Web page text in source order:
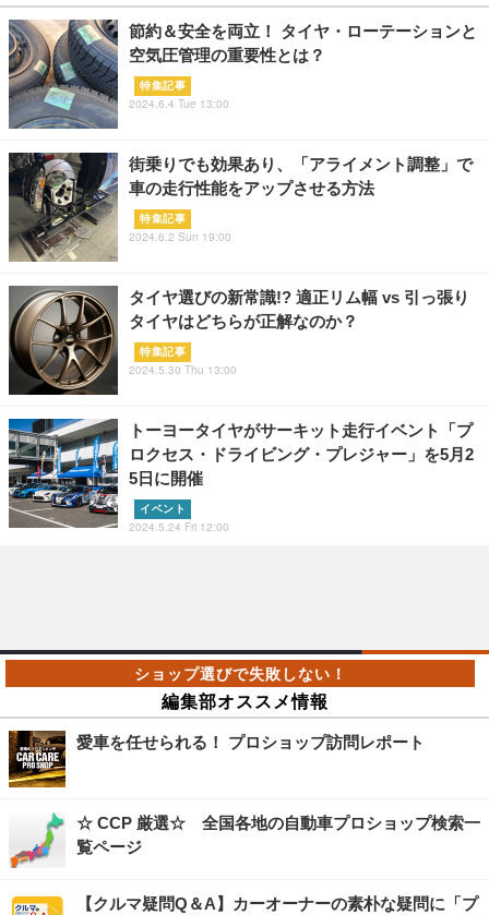
節約＆安全を両立！ タイヤ・ローテーションと
空気圧管理の重要性とは？
特集記事
2024.6.4 Tue 13:00
街乗りでも効果あり、「アライメント調整」で
車の走行性能をアップさせる方法
特集記事
2024.6.2 Sun 19:00
タイヤ選びの新常識!? 適正リム幅 vs 引っ張り
タイヤはどちらが正解なのか？
特集記事
2024.5.30 Thu 13:00
トーヨータイヤがサーキット走行イベント「プ
ロクセス・ドライビング・プレジャー」を5月2
5日に開催
イベント
2024.5.24 Fri 12:00
編集部オススメ情報
愛車を任せられる！ プロショップ訪問レポート
☆ CCP 厳選☆ 全国各地の自動車プロショップ検索一
覧ページ
【クルマ疑問Q＆A】カーオーナーの素朴な疑問に「プ